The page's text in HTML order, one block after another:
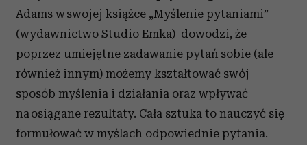
Adams w swojej książce „Myślenie pytaniami”
(wydawnictwo Studio Emka) dowodzi, że
poprzez umiejętne zadawanie pytań sobie (ale
również innym) możemy kształtować swój
sposób myślenia i działania oraz wpływać
na osiągane rezultaty. Cała sztuka to nauczyć się
formułować w myślach odpowiednie pytania.